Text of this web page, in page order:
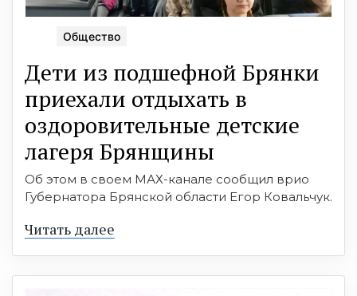
Общество
Дети из подшефной Брянки
приехали отдыхать в
оздоровительные детские
лагеря Брянщины
Об этом в своем МАХ-канале сообщил врио
Губернатора Брянской области Егор Ковальчук.
Читать далее